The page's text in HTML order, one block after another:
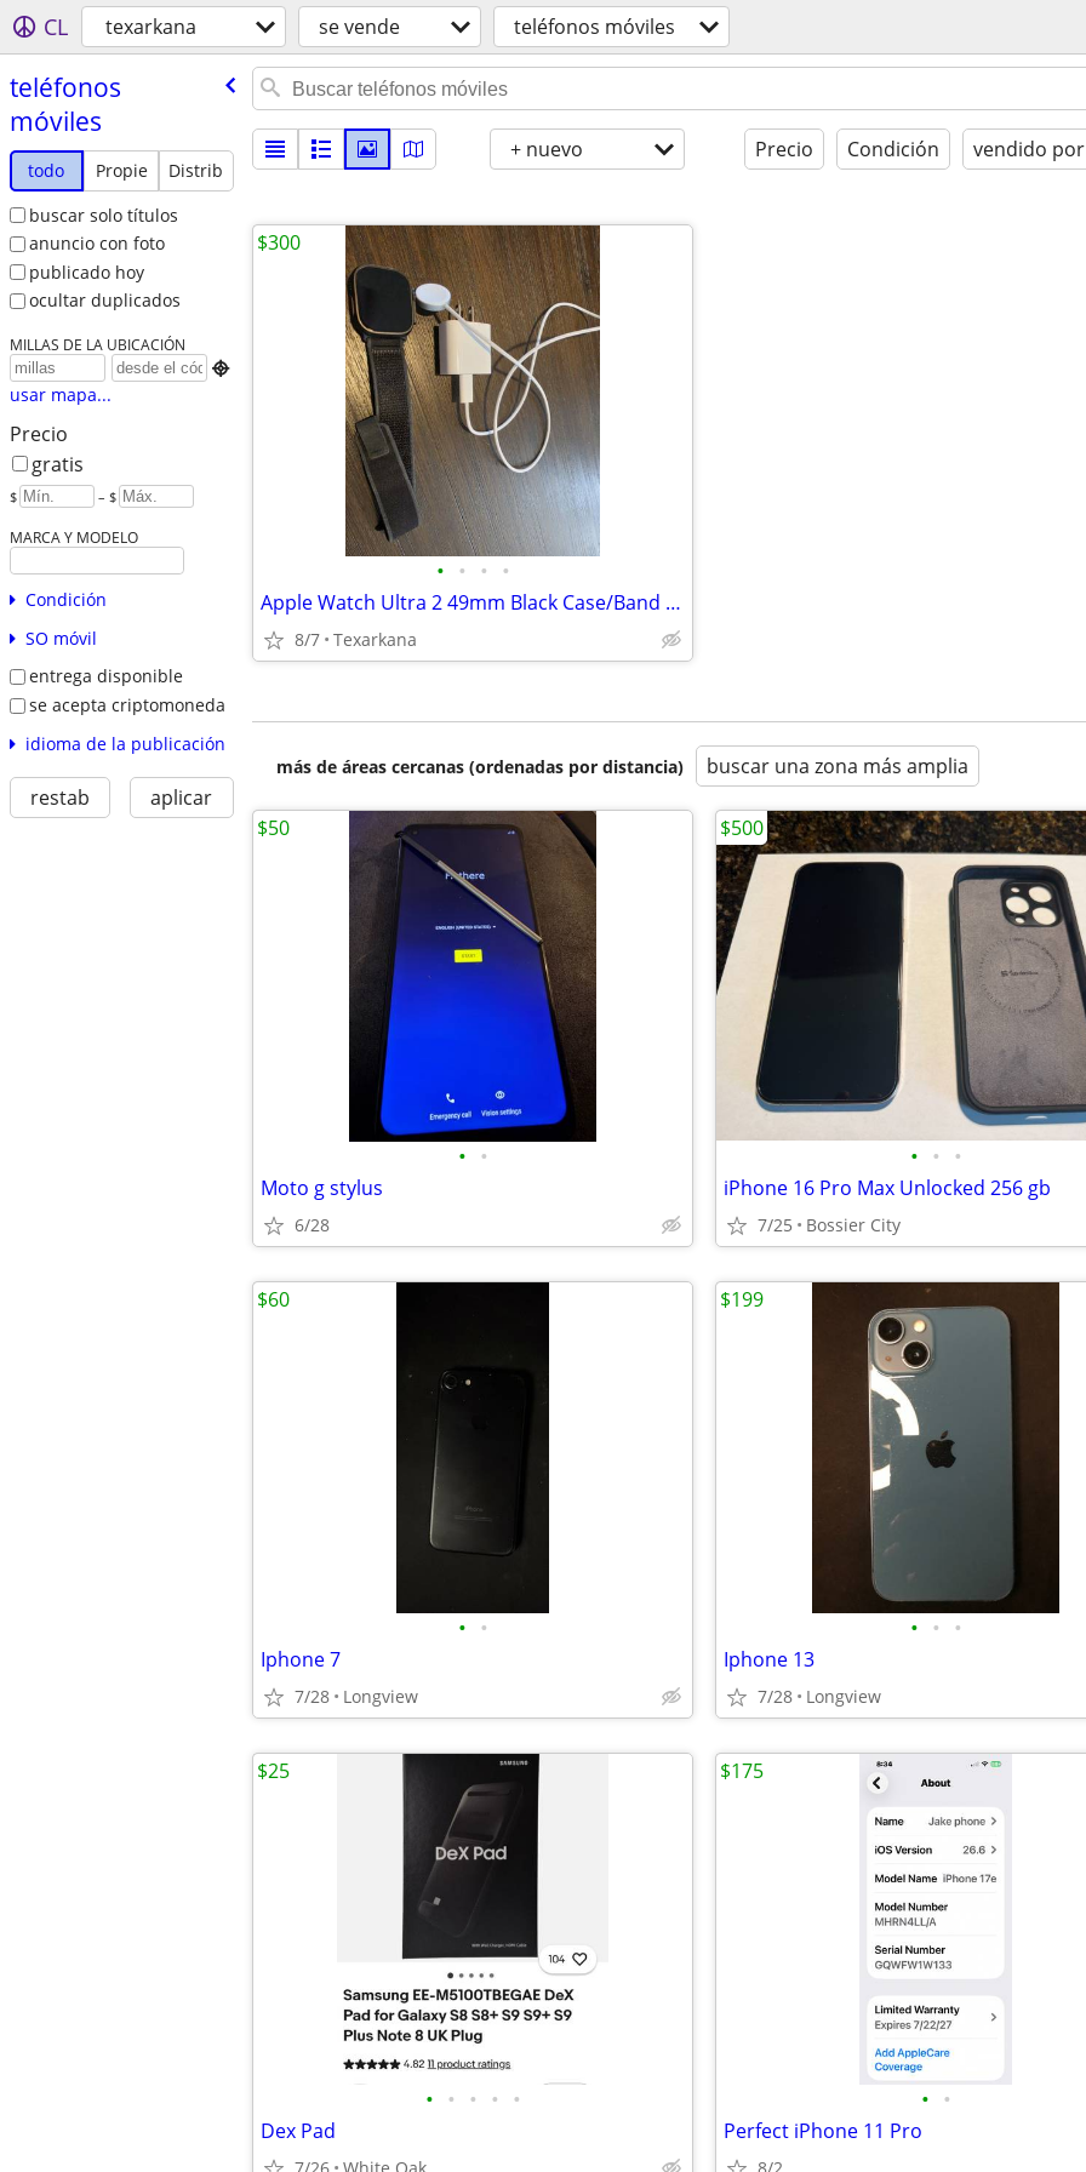
CL texarkana se vende teléfonos móviles
teléfonos
móviles
todo Propie
Distrib
buscar solo títulos
anuncio con foto
publicado hoy
ocultar duplicados
MILLAS DE LA UBICACIÓN

usar mapa...
Precio
gratis
$ – $
MARCA Y MODELO
Condición
SO móvil
entrega disponible
se acepta criptomoneda
idioma de la publicación
restab aplicar
+ nuevo Precio Condición vendido por
• • • •
Apple Watch Ultra 2 49mm Black Case/Band Used
8/7 Texarkana
$300
más de áreas cercanas (ordenadas por distancia) buscar una zona más amplia
• •
Moto g stylus
6/28
$50
• • •
iPhone 16 Pro Max Unlocked 256 gb
7/25 Bossier City
$500
• •
Iphone 7
7/28 Longview
$60
• • •
Iphone 13
7/28 Longview
$199
• • • • •
Dex Pad
$25
• •
Perfect iPhone 11 Pro
$175